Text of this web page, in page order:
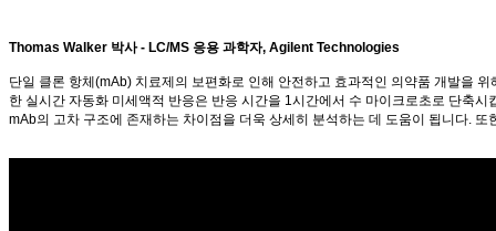
Thomas Walker 박사 - LC/MS 응용 과학자, Agilent Technologies
단일 클론 항체(mAb) 치료제의 보편화로 인해 안전하고 효과적인 의약품 개발을
한 실시간 자동화 미세액적 반응은 반응 시간을 1시간에서 수 마이크로초로 단축
mAb의 고차 구조에 존재하는 차이점을 더욱 상세히 분석하는 데 도움이 됩니다.